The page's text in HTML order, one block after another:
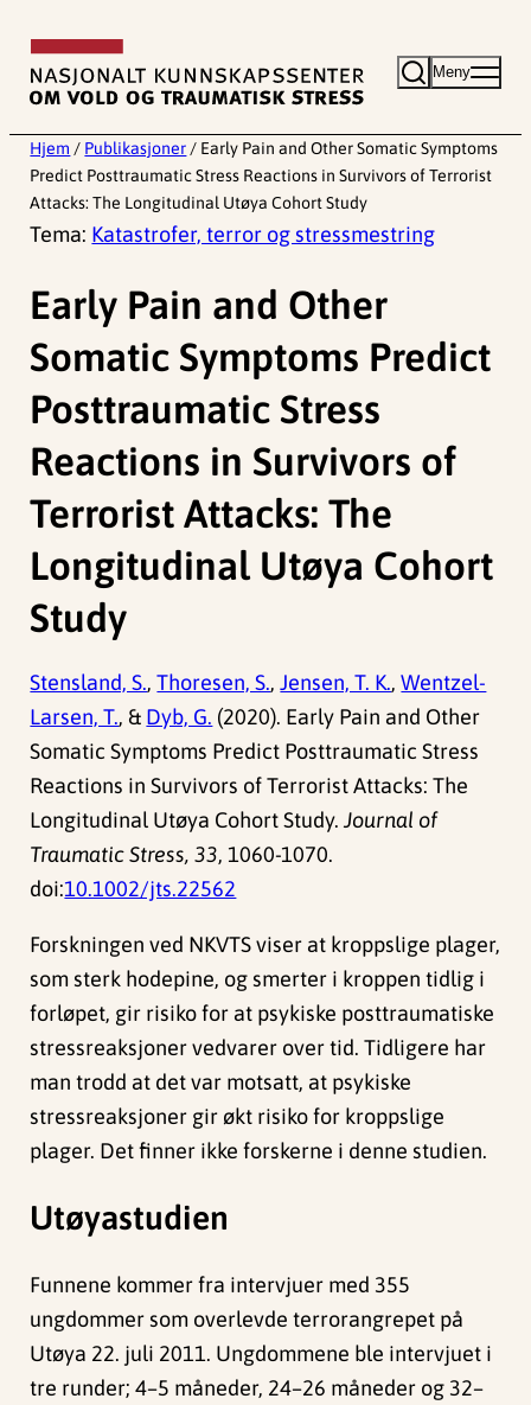
innhold
Meny
Hjem / Publikasjoner / Early Pain and Other Somatic Symptoms
Predict Posttraumatic Stress Reactions in Survivors of Terrorist
Attacks: The Longitudinal Utøya Cohort Study
Tema: Katastrofer, terror og stressmestring
Early Pain and Other
Somatic Symptoms Predict
Posttraumatic Stress
Reactions in Survivors of
Terrorist Attacks: The
Longitudinal Utøya Cohort
Study
Stensland, S.,Thoresen, S.,Jensen, T. K.,Wentzel-
Larsen, T., & Dyb, G. (2020). Early Pain and Other
Somatic Symptoms Predict Posttraumatic Stress
Reactions in Survivors of Terrorist Attacks: The
Longitudinal Utøya Cohort Study.Journal of
Traumatic Stress, 33, 1060-1070.
doi:10.1002/jts.22562
Forskningen ved NKVTS viser at kroppslige plager,
som sterk hodepine, og smerter i kroppen tidlig i
forløpet, gir risiko for at psykiske posttraumatiske
stressreaksjoner vedvarer over tid. Tidligere har
man trodd at det var motsatt, at psykiske
stressreaksjoner gir økt risiko for kroppslige
plager. Det finner ikke forskerne i denne studien.
Utøyastudien
Funnene kommer fra intervjuer med 355
ungdommer som overlevde terrorangrepet på
Utøya 22. juli 2011. Ungdommene ble intervjuet i
tre runder; 4–5 måneder, 24–26 måneder og 32–